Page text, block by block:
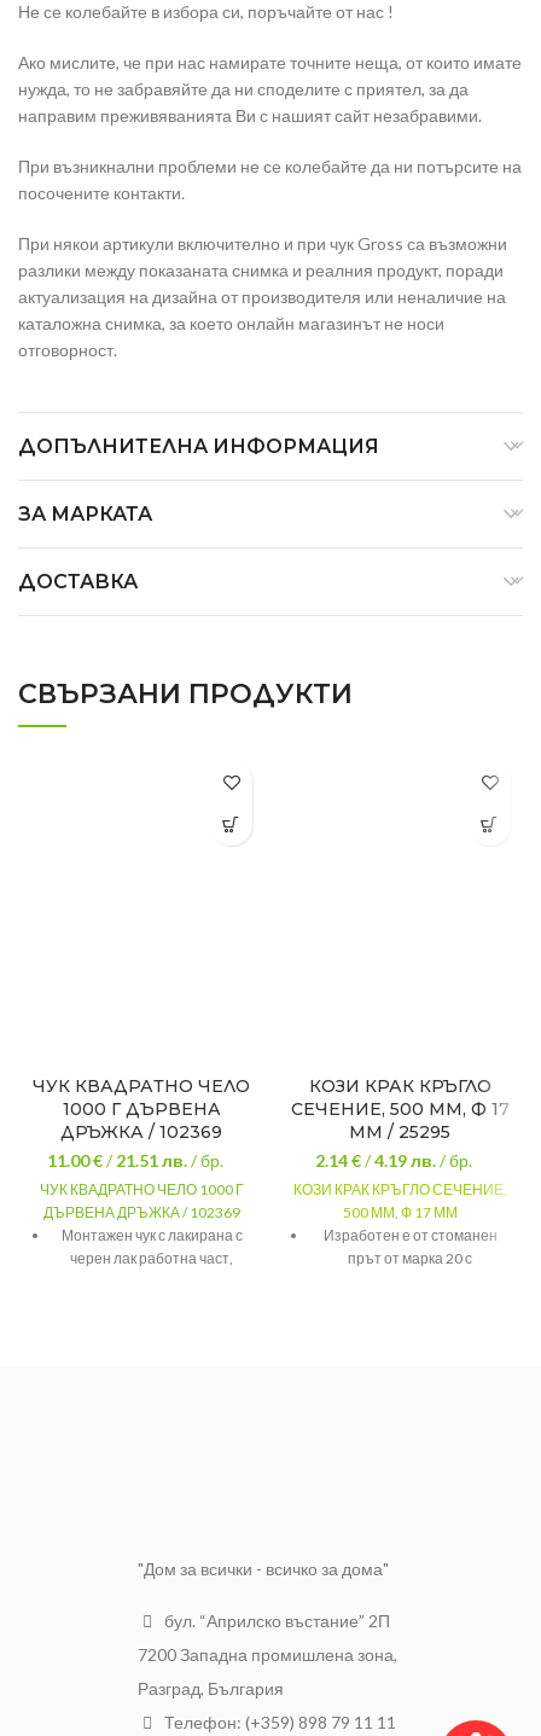
Не се колебайте в избора си, поръчайте от нас !
Ако мислите, че при нас намирате точните неща, от които имате
нужда, то не забравяйте да ни споделите с приятел, за да
направим преживяванията Ви с нашият сайт незабравими.
При възникнални проблеми не се колебайте да ни потърсите на
посочените контакти.
При някои артикули включително и при чук Gross са възможни
разлики между показаната снимка и реалния продукт, поради
актуализация на дизайна от производителя или неналичие на
каталожна снимка, за което онлайн магазинът не носи
отговорност.
ДОПЪЛНИТЕЛНА ИНФОРМАЦИЯ
ЗА МАРКАТА
ДОСТАВКА
СВЪРЗАНИ ПРОДУКТИ
ЧУК КВАДРАТНО ЧЕЛО
1000 Г ДЪРВЕНА
ДРЪЖКА / 102369
11.00 €/21.51лв./ бр.
ЧУК КВАДРАТНО ЧЕЛО 1000 Г
ДЪРВЕНА ДРЪЖКА / 102369
Монтажен чук с лакирана с
черен лак работна част,
Двуцветна дървена дръжка c
защитена от разсъхвания с
КОЗИ КРАК КРЪГЛО
СЕЧЕНИЕ, 500 ММ, Ф 17
ММ / 25295
2.14 €/4.19лв./ бр.
КОЗИ КРАК КРЪГЛО СЕЧЕНИЕ,
500 ММ, Ф 17 ММ
Изработен е от стоманен
прът от марка 20 с
"Дом за всички - всичко за дома"
бул. “Априлско въстание” 2П
7200 Западна промишлена зона,
Разград, България
Телефон: (+359) 898 79 11 11